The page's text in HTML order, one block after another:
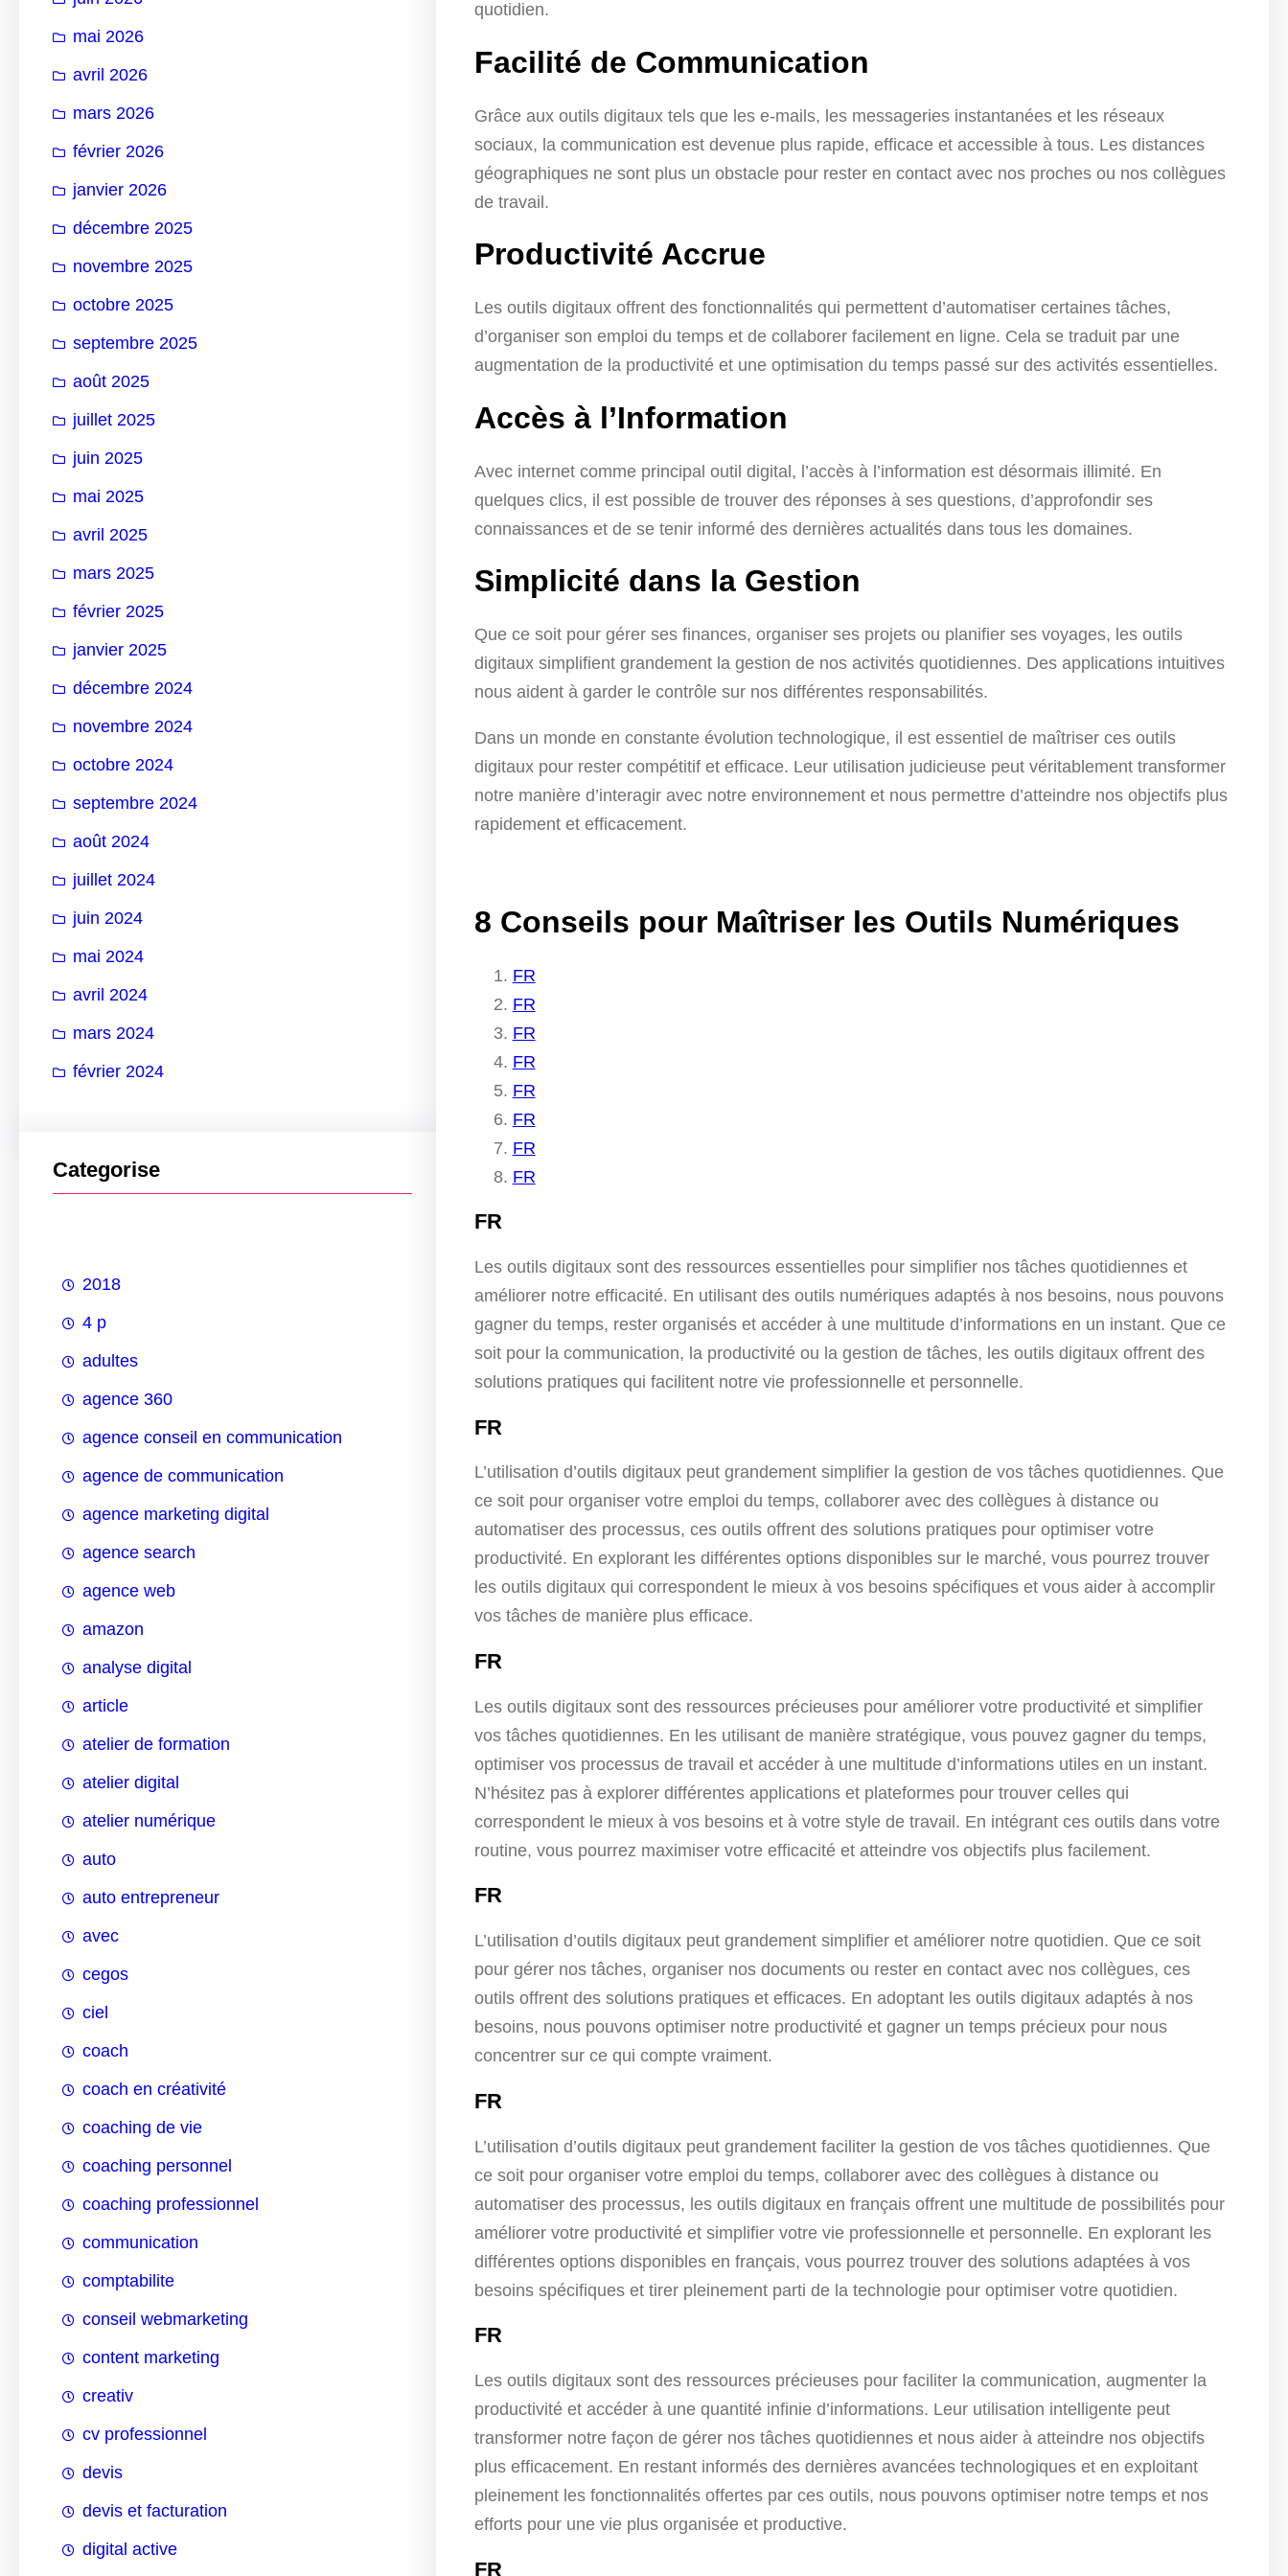
mai 2026
avril 2026
mars 2026
février 2026
janvier 2026
décembre 2025
novembre 2025
octobre 2025
septembre 2025
août 2025
juillet 2025
juin 2025
mai 2025
avril 2025
mars 2025
février 2025
janvier 2025
décembre 2024
novembre 2024
octobre 2024
septembre 2024
août 2024
juillet 2024
juin 2024
mai 2024
avril 2024
mars 2024
février 2024
Categorise
2018
4 p
adultes
agence 360
agence conseil en communication
agence de communication
agence marketing digital
agence search
agence web
amazon
analyse digital
article
atelier de formation
atelier digital
atelier numérique
auto
auto entrepreneur
avec
cegos
ciel
coach
coach en créativité
coaching de vie
coaching personnel
coaching professionnel
communication
comptabilite
conseil webmarketing
content marketing
creativ
cv professionnel
devis
devis et facturation
digital active
quotidien.
Facilité de Communication
Grâce aux outils digitaux tels que les e-mails, les messageries instantanées et les réseaux
sociaux, la communication est devenue plus rapide, efficace et accessible à tous. Les distances
géographiques ne sont plus un obstacle pour rester en contact avec nos proches ou nos collègues
de travail.
Productivité Accrue
Les outils digitaux offrent des fonctionnalités qui permettent d’automatiser certaines tâches,
d’organiser son emploi du temps et de collaborer facilement en ligne. Cela se traduit par une
augmentation de la productivité et une optimisation du temps passé sur des activités essentielles.
Accès à l’Information
Avec internet comme principal outil digital, l’accès à l’information est désormais illimité. En
quelques clics, il est possible de trouver des réponses à ses questions, d’approfondir ses
connaissances et de se tenir informé des dernières actualités dans tous les domaines.
Simplicité dans la Gestion
Que ce soit pour gérer ses finances, organiser ses projets ou planifier ses voyages, les outils
digitaux simplifient grandement la gestion de nos activités quotidiennes. Des applications intuitives
nous aident à garder le contrôle sur nos différentes responsabilités.
Dans un monde en constante évolution technologique, il est essentiel de maîtriser ces outils
digitaux pour rester compétitif et efficace. Leur utilisation judicieuse peut véritablement transformer
notre manière d’interagir avec notre environnement et nous permettre d’atteindre nos objectifs plus
rapidement et efficacement.
8 Conseils pour Maîtriser les Outils Numériques
FR
FR
FR
FR
FR
FR
FR
FR
FR
Les outils digitaux sont des ressources essentielles pour simplifier nos tâches quotidiennes et
améliorer notre efficacité. En utilisant des outils numériques adaptés à nos besoins, nous pouvons
gagner du temps, rester organisés et accéder à une multitude d’informations en un instant. Que ce
soit pour la communication, la productivité ou la gestion de tâches, les outils digitaux offrent des
solutions pratiques qui facilitent notre vie professionnelle et personnelle.
FR
L’utilisation d’outils digitaux peut grandement simplifier la gestion de vos tâches quotidiennes. Que
ce soit pour organiser votre emploi du temps, collaborer avec des collègues à distance ou
automatiser des processus, ces outils offrent des solutions pratiques pour optimiser votre
productivité. En explorant les différentes options disponibles sur le marché, vous pourrez trouver
les outils digitaux qui correspondent le mieux à vos besoins spécifiques et vous aider à accomplir
vos tâches de manière plus efficace.
FR
Les outils digitaux sont des ressources précieuses pour améliorer votre productivité et simplifier
vos tâches quotidiennes. En les utilisant de manière stratégique, vous pouvez gagner du temps,
optimiser vos processus de travail et accéder à une multitude d’informations utiles en un instant.
N’hésitez pas à explorer différentes applications et plateformes pour trouver celles qui
correspondent le mieux à vos besoins et à votre style de travail. En intégrant ces outils dans votre
routine, vous pourrez maximiser votre efficacité et atteindre vos objectifs plus facilement.
FR
L’utilisation d’outils digitaux peut grandement simplifier et améliorer notre quotidien. Que ce soit
pour gérer nos tâches, organiser nos documents ou rester en contact avec nos collègues, ces
outils offrent des solutions pratiques et efficaces. En adoptant les outils digitaux adaptés à nos
besoins, nous pouvons optimiser notre productivité et gagner un temps précieux pour nous
concentrer sur ce qui compte vraiment.
FR
L’utilisation d’outils digitaux peut grandement faciliter la gestion de vos tâches quotidiennes. Que
ce soit pour organiser votre emploi du temps, collaborer avec des collègues à distance ou
automatiser des processus, les outils digitaux en français offrent une multitude de possibilités pour
améliorer votre productivité et simplifier votre vie professionnelle et personnelle. En explorant les
différentes options disponibles en français, vous pourrez trouver des solutions adaptées à vos
besoins spécifiques et tirer pleinement parti de la technologie pour optimiser votre quotidien.
FR
Les outils digitaux sont des ressources précieuses pour faciliter la communication, augmenter la
productivité et accéder à une quantité infinie d’informations. Leur utilisation intelligente peut
transformer notre façon de gérer nos tâches quotidiennes et nous aider à atteindre nos objectifs
plus efficacement. En restant informés des dernières avancées technologiques et en exploitant
pleinement les fonctionnalités offertes par ces outils, nous pouvons optimiser notre temps et nos
efforts pour une vie plus organisée et productive.
FR